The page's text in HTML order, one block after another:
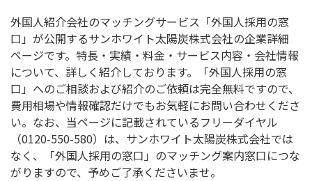
外国人紹介会社のマッチングサービス「外国人採用の窓
口」が公開するサンホワイト太陽炭株式会社の企業詳細
ページです。特長・実績・料金・サービス内容・会社情報
について、詳しく紹介しております。「外国人採用の窓
口」へのご相談および紹介のご依頼は完全無料ですので、
費用相場や情報確認だけでもお気軽にお問い合わせくださ
い。なお、当ページに記載されているフリーダイヤル
（0120-550-580）は、サンホワイト太陽炭株式会社では
なく、「外国人採用の窓口」のマッチング案内窓口につな
がりますので、予めご了承くださいませ。